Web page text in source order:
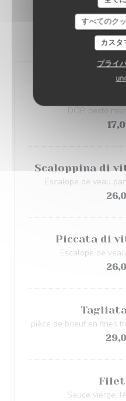
すべてのク
カスタ
プライ
Carpaccio di
DOP, pesto
Scaloppina di
Escalope de veau
Piccata di
Escalope de
pièce de boeuf en fines
Filet
Sauce vierge,